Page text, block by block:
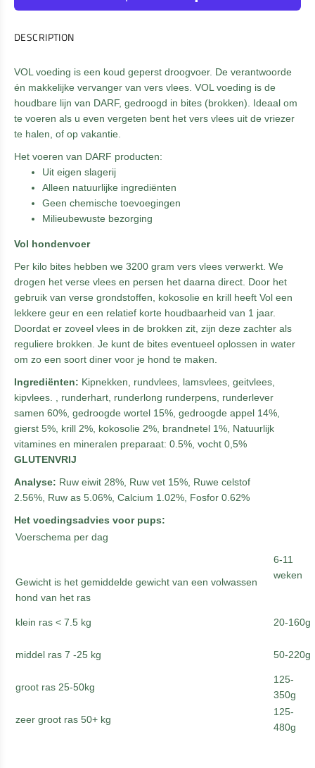
DESCRIPTION
VOL voeding is een koud geperst droogvoer. De verantwoorde
én makkelijke vervanger van vers vlees. VOL voeding is de
houdbare lijn van DARF, gedroogd in bites (brokken). Ideaal om
te voeren als u even vergeten bent het vers vlees uit de vriezer
te halen, of op vakantie.
Het voeren van DARF producten:
Uit eigen slagerij
Alleen natuurlijke ingrediënten
Geen chemische toevoegingen
Milieubewuste bezorging
Vol hondenvoer
Per kilo bites hebben we 3200 gram vers vlees verwerkt. We
drogen het verse vlees en persen het daarna direct. Door het
gebruik van verse grondstoffen, kokosolie en krill heeft Vol een
lekkere geur en een relatief korte houdbaarheid van 1 jaar.
Doordat er zoveel vlees in de brokken zit, zijn deze zachter als
reguliere brokken. Je kunt de bites eventueel oplossen in water
om zo een soort diner voor je hond te maken.
Ingrediënten: Kipnekken, rundvlees, lamsvlees, geitvlees,
kipvlees. , runderhart, runderlong runderpens, runderlever
samen 60%, gedroogde wortel 15%, gedroogde appel 14%,
gierst 5%, krill 2%, kokosolie 2%, brandnetel 1%, Natuurlijk
vitamines en mineralen preparaat: 0.5%, vocht 0,5%
GLUTENVRIJ
Analyse: Ruw eiwit 28%, Ruw vet 15%, Ruwe celstof
2.56%, Ruw as 5.06%, Calcium 1.02%, Fosfor 0.62%
Het voedingsadvies voor pups:
Voerschema per dag
Gewicht is het gemiddelde gewicht van een volwassen
hond van het ras
6-11
weken
klein ras < 7.5 kg 20-160g
middel ras 7 -25 kg 50-220g
groot ras 25-50kg
125-
350g
zeer groot ras 50+ kg
125-
480g